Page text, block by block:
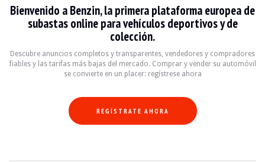
El motor de 6 cilindros y 3 litros desarrollaba 231 CV al salir de fábrica. El
Agosto2023 – 222 500km :
-Sustitución de los tubos de la dirección asistida.
-Sustitución del interruptor de encendido
2024 – 233 000
km :
-Revisión preventiva de la válvula DISA, con un kit de aluminio.
Bienvenido a Benzin, la primera plataforma europea de
subastas online para vehículos deportivos y de
colección.
Descubre anuncios completos y transparentes, vendedores y compradores
fiables y las tarifas más bajas del mercado. Comprar y vender su automóvil
se convierte en un placer: regístrese ahora
REGÍSTRATE AHORA